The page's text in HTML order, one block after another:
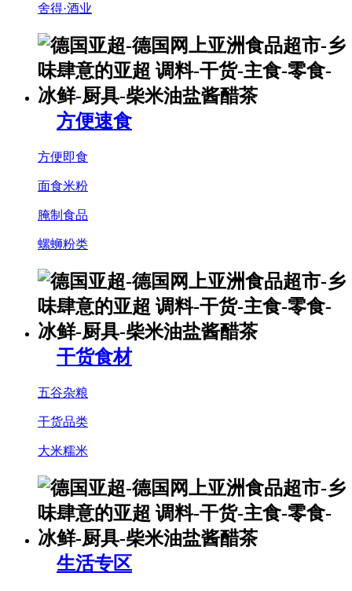
舍得·酒业
方便速食
方便即食
面食米粉
腌制食品
螺蛳粉类
干货食材
五谷杂粮
干货品类
大米糯米
生活专区